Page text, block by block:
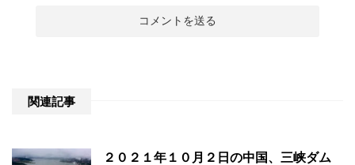
関連記事
２０２１年１０月２日の中国、三峡ダム